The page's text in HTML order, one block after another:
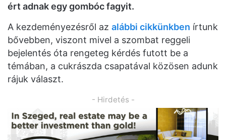
ért adnak egy gombóc fagyit.
A kezdeményezésről az alábbi cikkünkben írtunk
bővebben, viszont mivel a szombat reggeli
bejelentés óta rengeteg kérdés futott be a
témában, a cukrászda csapatával közösen adunk
rájuk választ.
- Hirdetés -